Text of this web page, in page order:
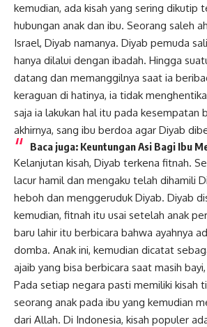
kemudian, ada kisah yang sering dikutip
hubungan anak dan ibu. Seorang saleh
Israel, Diyab namanya. Diyab pemuda
hanya dilalui dengan ibadah. Hingga
datang dan memanggilnya saat ia
keraguan di hatinya, ia tidak
saja ia lakukan hal itu pada kesempatan
akhirnya, sang ibu berdoa agar Diyab
Baca juga: Keuntungan Asi Bagi Ibu
Kelanjutan kisah, Diyab terkena fitnah.
lacur hamil dan mengaku telah dihamili
heboh dan menggeruduk Diyab. Diyab
kemudian, fitnah itu usai setelah anak
baru lahir itu berbicara bahwa ayahnya
domba. Anak ini, kemudian dicatat
ajaib yang bisa berbicara saat masih
Pada setiap negara pasti memiliki kisah
seorang anak pada ibu yang kemudian
dari Allah. Di Indonesia, kisah populer